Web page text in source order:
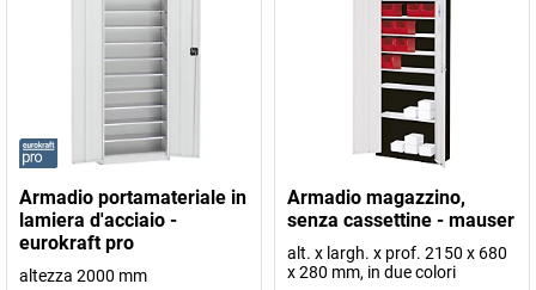
Armadio portamateriale in
lamiera d'acciaio -
eurokraft pro
altezza 2000 mm
Armadio magazzino,
senza cassettine - mauser
alt. x largh. x prof. 2150 x 680
x 280 mm, in due colori